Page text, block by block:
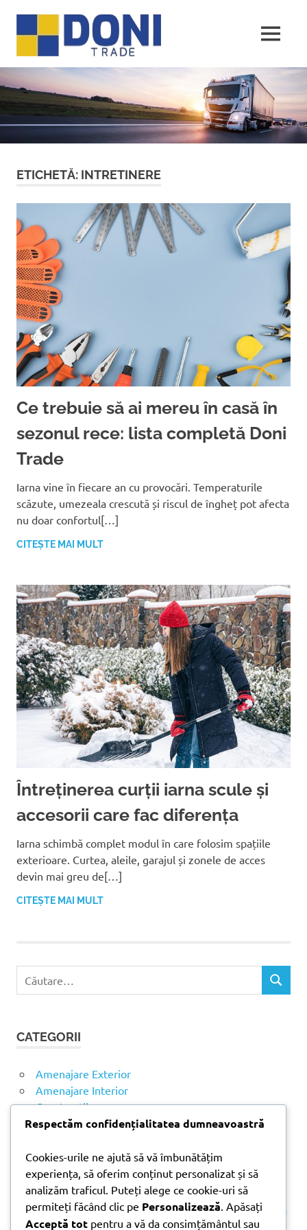
conținut
MENU
ETICHETĂ: INTRETINERE
Ce trebuie să ai mereu în casă în
sezonul rece: lista completă Doni
Trade
Iarna vine în fiecare an cu provocări. Temperaturile
scăzute, umezeala crescută și riscul de îngheț pot afecta
nu doar confortul[…]
CITEȘTE MAI MULT
Întreținerea curții iarna scule și
accesorii care fac diferența
Iarna schimbă complet modul în care folosim spațiile
exterioare. Curtea, aleile, garajul și zonele de acces
devin mai greu de[…]
CITEȘTE MAI MULT
ă
u
p
ă
C
CATEGORII
Amenajare Exterior
Amenajare Interior
Construcții
Noutăți
ARTICOLE RECENTE
Parchet laminat sau SPC? Diferențele care contează
Materiale pentru zidărie – avantajele fiecărei soluții
Respectăm confidențialitatea dumneavoastră
Cookies-urile ne ajută să vă îmbunătățim
experiența, să oferim conținut personalizat și să
analizăm traficul. Puteți alege ce cookie-uri să
permiteți făcând clic pe Personalizează . Apăsați
Acceptă tot pentru a vă da consimțământul sau